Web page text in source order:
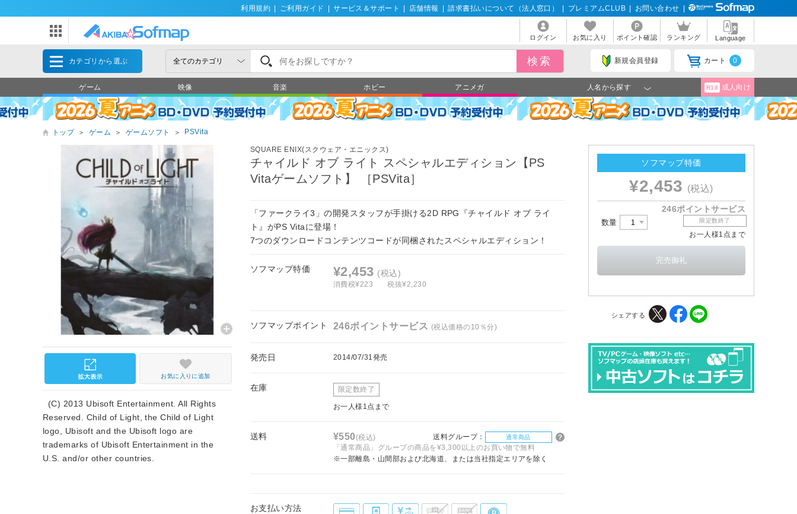
利用規約 ご利用ガイド サービス＆サポート 店舗情報 請求書払いについて（法人窓口） プレミアムCLUB お問い合わせ
ログイン お気に入り ポイント確認 ランキング Language
カテゴリから選ぶ 新規会員登録 カート 0
ゲーム 映像 音楽 ホビー アニメガ 人名から探す R18 成人向け
トップ ＞ ゲーム ＞ ゲームソフト ＞ PSVita
SQUARE ENIX(スクウェア・エニックス)
チャイルド オブ ライト スペシャルエディション【PS
Vitaゲームソフト】 ［PSVita］
「ファークライ3」の開発スタッフが手掛ける2D RPG『チャイルド オブ ライ
ト』がPS Vitaに登場！
7つのダウンロードコンテンツコードが同梱されたスペシャルエディション！
ソフマップ特価 ¥2,453 (税込)
消費税¥223 税抜¥2,230
ソフマップポイント 246ポイントサービス (税込価格の10％分)
発売日 2014/07/31発売
在庫 限定数終了
お一人様1点まで
送料 ¥550(税込) 送料グループ： 通常商品
「通常商品」グループの商品を¥3,300以上のお買い物で無料
※一部離島・山間部および北海道、または当社指定エリアを除く
お支払い方法
お気に入りに追加
(C) 2013 Ubisoft Entertainment. All Rights
Reserved. Child of Light, the Child of Light
logo, Ubisoft and the Ubisoft logo are
trademarks of Ubisoft Entertainment in the
U.S. and/or other countries.
ソフマップ特価
¥2,453 (税込)
246ポイントサービス
数量 限定数終了
お一人様1点まで
シェアする